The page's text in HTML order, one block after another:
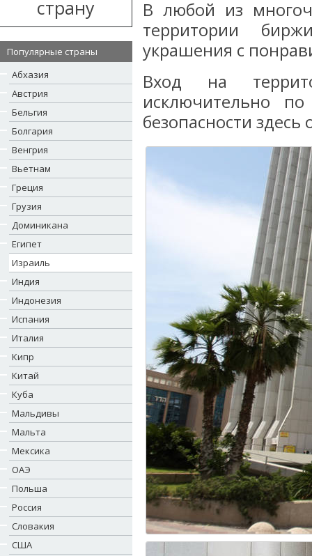
страну
Популярные страны
Абхазия
Австрия
Бельгия
Болгария
Венгрия
Вьетнам
Греция
Грузия
Доминикана
Египет
Израиль
Индия
Индонезия
Испания
Италия
Кипр
Китай
Куба
Мальдивы
Мальта
Мексика
ОАЭ
Польша
Россия
Словакия
США
В любой из
территории
украшения с
Вход на
исключительно
безопасности